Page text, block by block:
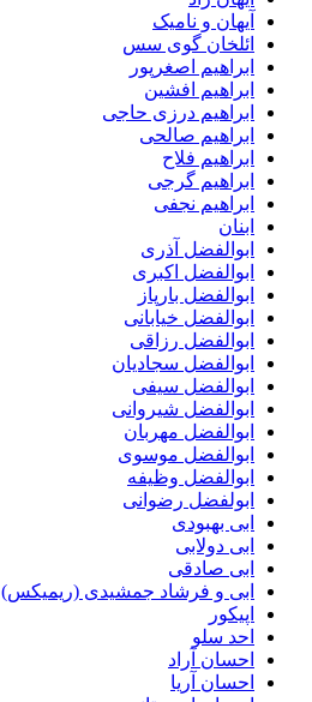
آیهان و نامیک
ائلخان گوی سس
ابراهیم اصغرپور
ابراهیم افشین
ابراهیم درزی حاجی
ابراهیم صالحی
ابراهیم فلاح
ابراهیم گرجی
ابراهیم نجفی
ابنان
ابوالفضل آذری
ابوالفضل اکبری
ابوالفضل بارپاز
ابوالفضل خیابانی
ابوالفضل رزاقی
ابوالفضل سجادیان
ابوالفضل سیفی
ابوالفضل شیروانی
ابوالفضل مهربان
ابوالفضل موسوی
ابوالفضل وظیفه
ابولفضل رضوانی
ابی بهبودی
ابی دولابی
ابی صادقی
ابی و فرشاد جمشیدی (ریمیکس)
اپیکور
احد سلو
احسان آراد
احسان آریا